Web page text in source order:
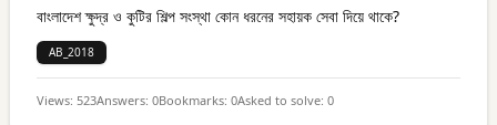
বাংলাদেশ ক্ষুদ্র ও কুটির শিল্প সংস্থা কোন ধরনের সহায়ক সেবা দিয়ে থাকে?
AB_2018
Views: 523Answers: 0Bookmarks: 0Asked to solve: 0